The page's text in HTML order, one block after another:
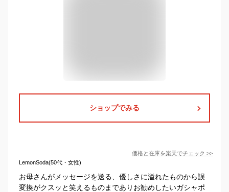
ショップでみる
価格と在庫を楽天でチェック >>
LemonSoda(50代・女性)
お母さんがメッセージを送る、優しさに溢れたものから誤
変換がクスッと笑えるものまでありお勧めしたいガシャポ